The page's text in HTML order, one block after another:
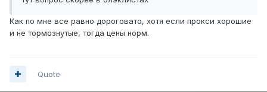
Как по мне все равно дороговато, хотя если прокси хорошие
и не тормознутые, тогда цены норм.
Quote